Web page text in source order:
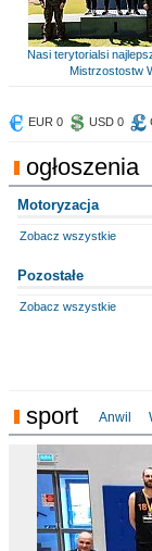
Nasi terytorialsi
Mistrzostostw
EUR 0 USD 0
ogłoszenia
Motoryzacja
Zobacz wszystkie
Pozostałe
Zobacz wszystkie
sport Anwil